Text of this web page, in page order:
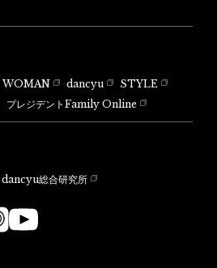
WOMAN dancyu
STYLE
プレジデントFamily Online
dancyu総合研究所